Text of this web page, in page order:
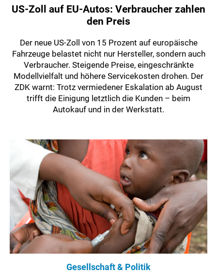
US-Zoll auf EU-Autos: Verbraucher zahlen
den Preis
Der neue US-Zoll von 15 Prozent auf europäische
Fahrzeuge belastet nicht nur Hersteller, sondern auch
Verbraucher. Steigende Preise, eingeschränkte
Modellvielfalt und höhere Servicekosten drohen. Der
ZDK warnt: Trotz vermiedener Eskalation ab August
trifft die Einigung letztlich die Kunden – beim
Autokauf und in der Werkstatt.
Gesellschaft & Politik